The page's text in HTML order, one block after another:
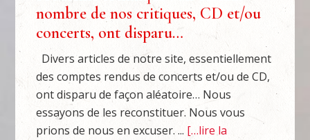
nombre de nos critiques, CD et/ou
concerts, ont disparu…
Divers articles de notre site, essentiellement
des comptes rendus de concerts et/ou de CD,
ont disparu de façon aléatoire… Nous
essayons de les reconstituer. Nous vous
prions de nous en excuser. ... […lire la